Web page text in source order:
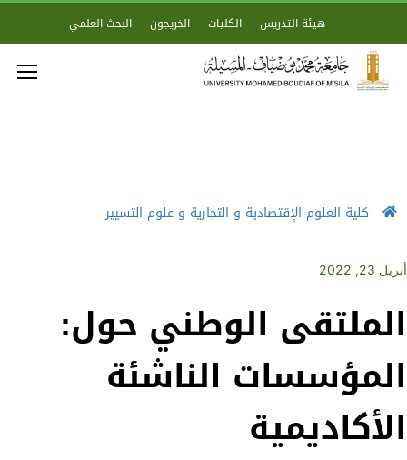
هيئة التدريس الكليات الخريجون البحث العلمي
كلية العلوم الإقتصادية و التجارية و علوم التسيير
أبريل 23, 2022
الملتقى الوطني حول:
المؤسسات الناشئة
الأكاديمية